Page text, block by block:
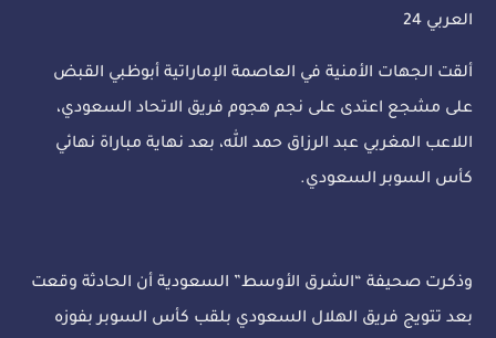
العربي 24
ألقت الجهات الأمنية في العاصمة الإماراتية أبوظبي القبض
على مشجع اعتدى على نجم هجوم فريق الاتحاد السعودي،
اللاعب المغربي عبد الرزاق حمد الله، بعد نهاية مباراة نهائي
كأس السوبر السعودي.
وذكرت صحيفة “الشرق الأوسط” السعودية أن الحادثة وقعت
بعد تتويج فريق الهلال السعودي بلقب كأس السوبر بفوزه